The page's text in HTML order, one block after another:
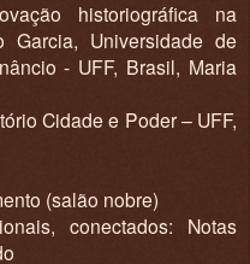
historiográfica na
Universidade de
- UFF, Brasil, Maria
Cidade e Poder – UFF,
(salão nobre)
conectados: Notas